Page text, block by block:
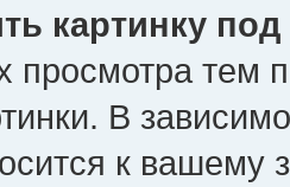
картинку
просмотра тем
В
к